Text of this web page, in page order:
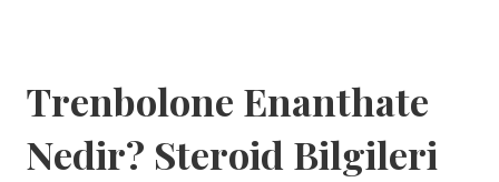
Trenbolone Enanthate
Nedir? Steroid Bilgileri